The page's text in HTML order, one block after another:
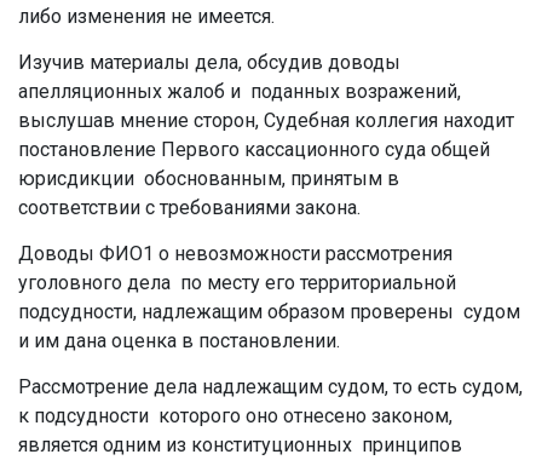
либо изменения не имеется.
Изучив материалы дела, обсудив доводы
апелляционных жалоб и поданных возражений,
выслушав мнение сторон, Судебная коллегия находит
постановление Первого кассационного суда общей
юрисдикции обоснованным, принятым в
соответствии с требованиями закона.
Доводы ФИО1 о невозможности рассмотрения
уголовного дела по месту его территориальной
подсудности, надлежащим образом проверены судом
и им дана оценка в постановлении.
Рассмотрение дела надлежащим судом, то есть судом,
к подсудности которого оно отнесено законом,
является одним из конституционных принципов